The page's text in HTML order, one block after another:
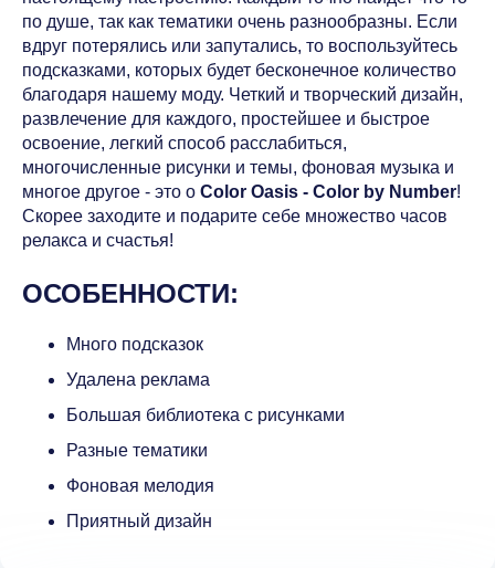
по душе, так как тематики очень разнообразны. Если
вдруг потерялись или запутались, то воспользуйтесь
подсказками, которых будет бесконечное количество
благодаря нашему моду. Четкий и творческий дизайн,
развлечение для каждого, простейшее и быстрое
освоение, легкий способ расслабиться,
многочисленные рисунки и темы, фоновая музыка и
многое другое - это о Color Oasis - Color by Number!
Скорее заходите и подарите себе множество часов
релакса и счастья!
ОСОБЕННОСТИ:
Много подсказок
Удалена реклама
Большая библиотека с рисунками
Разные тематики
Фоновая мелодия
Приятный дизайн